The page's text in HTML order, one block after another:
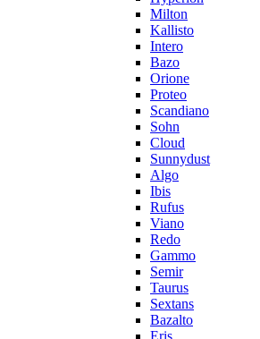
Milton
Kallisto
Intero
Bazo
Orione
Proteo
Scandiano
Sohn
Cloud
Sunnydust
Algo
Ibis
Rufus
Viano
Redo
Gammo
Semir
Taurus
Sextans
Bazalto
Eris